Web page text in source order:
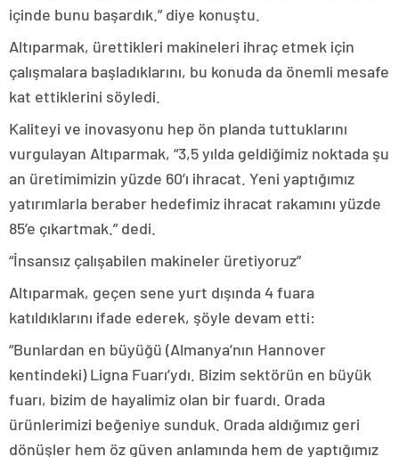
içinde bunu başardık.” diye konuştu.
Altıparmak, ürettikleri makineleri ihraç etmek için
çalışmalara başladıklarını, bu konuda da önemli mesafe
kat ettiklerini söyledi.
Kaliteyi ve inovasyonu hep ön planda tuttuklarını
vurgulayan Altıparmak, “3,5 yılda geldiğimiz noktada şu
an üretimimizin yüzde 60’ı ihracat. Yeni yaptığımız
yatırımlarla beraber hedefimiz ihracat rakamını yüzde
85’e çıkartmak.” dedi.
“İnsansız çalışabilen makineler üretiyoruz”
Altıparmak, geçen sene yurt dışında 4 fuara
katıldıklarını ifade ederek, şöyle devam etti:
“Bunlardan en büyüğü (Almanya’nın Hannover
kentindeki) Ligna Fuarı’ydı. Bizim sektörün en büyük
fuarı, bizim de hayalimiz olan bir fuardı. Orada
ürünlerimizi beğeniye sunduk. Orada aldığımız geri
dönüşler hem öz güven anlamında hem de yaptığımız